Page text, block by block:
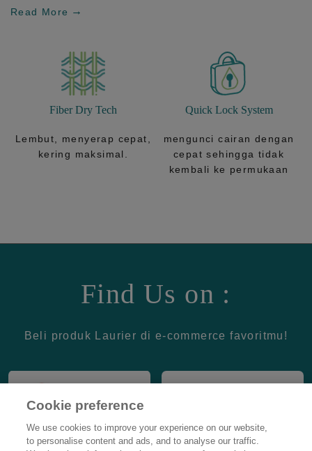
Read More
Fiber Dry Tech
Lembut, menyerap cepat,
kering maksimal.
Quick Lock System
mengunci cairan dengan
cepat sehingga tidak
kembali ke permukaan
Find Us on :
Beli produk Laurier di e-commerce favoritmu!
Cookie preference
We use cookies to improve your experience on our website,
to personalise content and ads, and to analyse our traffic.